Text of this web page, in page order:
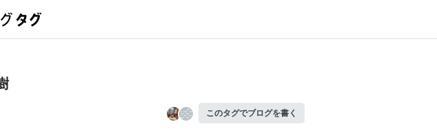
このタグでブログを書く